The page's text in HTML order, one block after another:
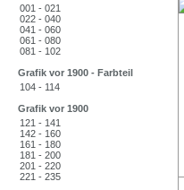
001 - 021
022 - 040
041 - 060
061 - 080
081 - 102
Grafik vor 1900 - Farbteil
104 - 114
Grafik vor 1900
121 - 141
142 - 160
161 - 180
181 - 200
201 - 220
221 - 235